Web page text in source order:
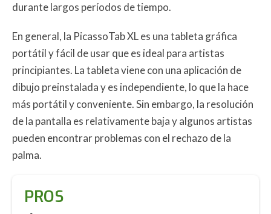
durante largos períodos de tiempo.
En general, la PicassoTab XL es una tableta gráfica
portátil y fácil de usar que es ideal para artistas
principiantes. La tableta viene con una aplicación de
dibujo preinstalada y es independiente, lo que la hace
más portátil y conveniente. Sin embargo, la resolución
de la pantalla es relativamente baja y algunos artistas
pueden encontrar problemas con el rechazo de la
palma.
PROS